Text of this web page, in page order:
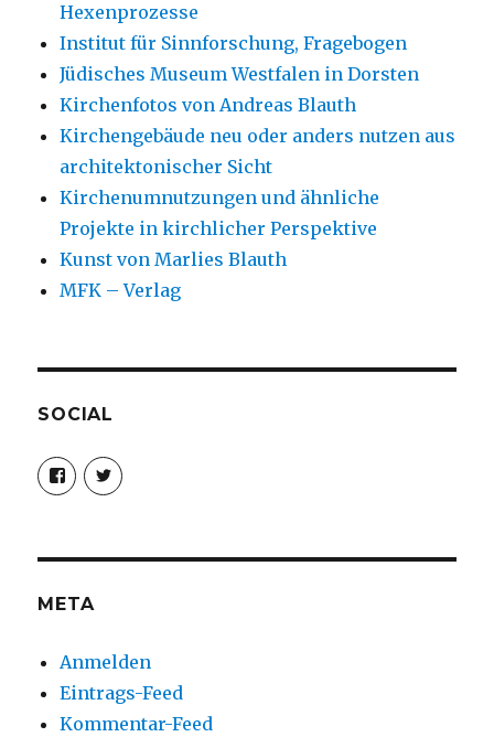
Hexenprozesse
Institut für Sinnforschung, Fragebogen
Jüdisches Museum Westfalen in Dorsten
Kirchenfotos von Andreas Blauth
Kirchengebäude neu oder anders nutzen aus
architektonischer Sicht
Kirchenumnutzungen und ähnliche
Projekte in kirchlicher Perspektive
Kunst von Marlies Blauth
MFK – Verlag
SOCIAL
Profil
von
christoph.fleischer1
anzeigen
Profil
von
anzeigen
META
Anmelden
Eintrags-Feed
Kommentar-Feed